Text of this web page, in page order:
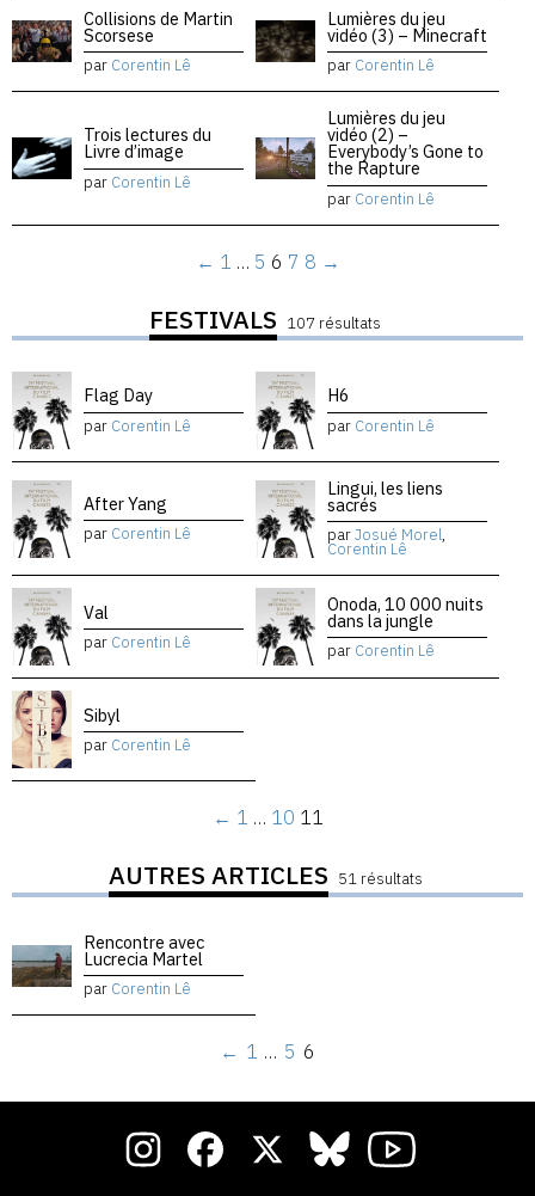
Collisions de Martin
Scorsese
par Corentin Lê
Lumières du jeu
vidéo (3) – Minecraft
par Corentin Lê
Trois lectures du
Livre d’image
par Corentin Lê
Lumières du jeu
vidéo (2) –
Everybody’s Gone to
the Rapture
par Corentin Lê
← 1 … 5 6 7 8 →
FESTIVALS 107 résultats
Flag Day
par Corentin Lê
H6
par Corentin Lê
After Yang
par Corentin Lê
Lingui, les liens
sacrés
parJosué Morel,
Corentin Lê
Val
par Corentin Lê
Onoda, 10 000 nuits
dans la jungle
par Corentin Lê
Sibyl
par Corentin Lê
← 1 … 10 11
AUTRES ARTICLES 51 résultats
Rencontre avec
Lucrecia Martel
par Corentin Lê
← 1 … 5 6